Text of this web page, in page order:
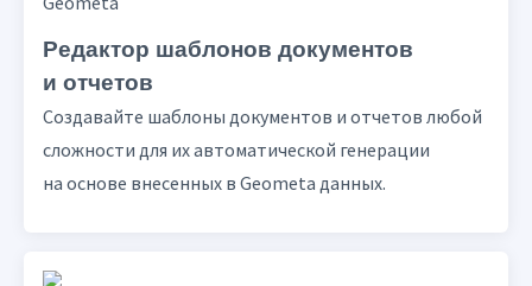
Редактор шаблонов документов
и отчетов
Создавайте шаблоны документов и отчетов любой
сложности для их автоматической генерации
на основе внесенных в Geometa данных.